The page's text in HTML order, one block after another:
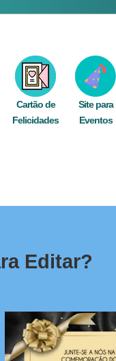
Cartão de
Felicidades
Site para
Eventos
Editar?